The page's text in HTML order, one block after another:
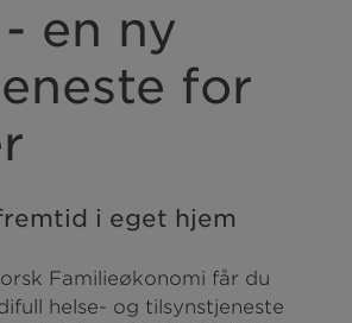
en ny
for
i eget hjem
Familieøkonomi får du
helse- og tilsynstjeneste